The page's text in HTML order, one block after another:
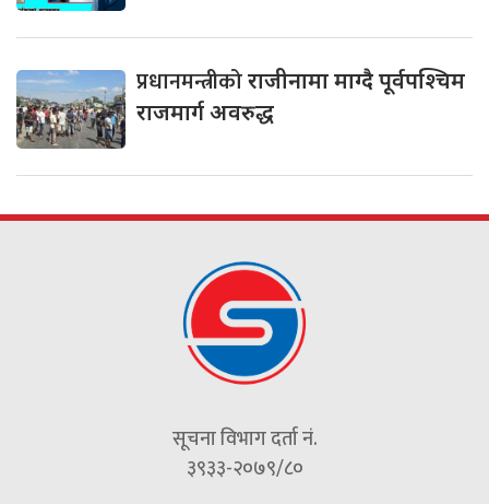
प्रधानमन्त्रीकोराजीनामा माग्दै पूर्वपश्चिम
राजमार्ग अवरुद्ध
सूचना विभाग दर्ता नं.
३९३३-२०७९/८०